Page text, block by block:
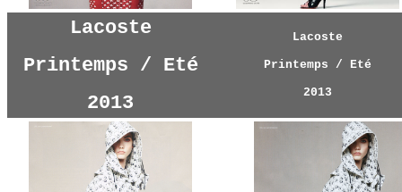
Lacoste
Printemps / Eté
2013
Lacoste
Printemps / Eté
2013